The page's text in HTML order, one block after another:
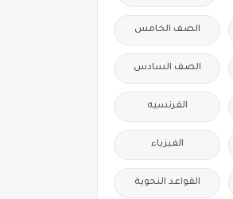
الصف الخامس
الصف السادس
الفرنسيه
الفيزياء
القواعد النحوية